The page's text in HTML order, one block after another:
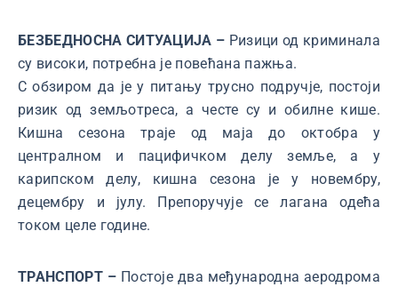
БЕЗБЕДНОСНА СИТУАЦИЈА – Ризици од криминала
су високи, потребна је повећана пажња.
С обзиром да је у питању трусно подручје, постоји
ризик од земљотреса, а честе су и обилне кише.
Кишна сезона траје од маја до октобра у
централном и пацифичком делу земље, а у
карипском делу, кишна сезона је у новембру,
децембру и јулу. Препоручује се лагана одећа
током целе године.
ТРАНСПОРТ – Постоје два међународна аеродрома